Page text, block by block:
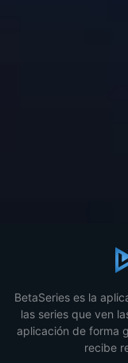
BetaSeries es la
las series que ven
aplicación de forma
recibe